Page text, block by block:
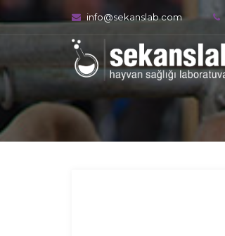
info@sekanslab.com